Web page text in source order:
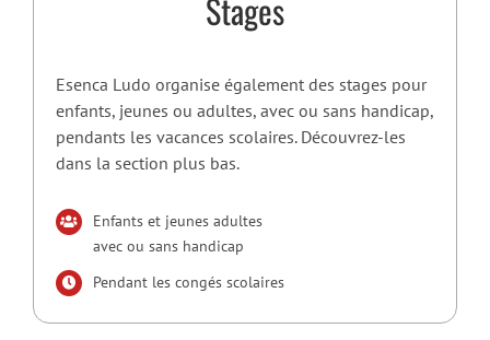
Stages
Esenca Ludo organise également des stages pour
enfants, jeunes ou adultes, avec ou sans handicap,
pendants les vacances scolaires. Découvrez-les
dans la section plus bas.
Enfants et jeunes adultes
avec ou sans handicap
Pendant les congés scolaires